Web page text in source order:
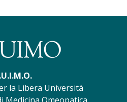
la Libera Università